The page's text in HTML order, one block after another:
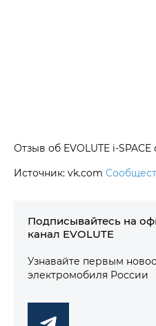
Отзыв об EVOLUTE
Источник: vk.com
Подписывайтесь на
канал EVOLUTE
Узнавайте первым
электромобиля России